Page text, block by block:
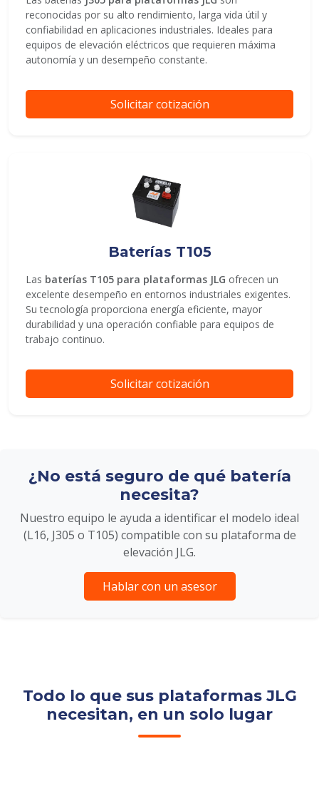
reconocidas por su alto rendimiento, larga vida útil y
confiabilidad en aplicaciones industriales. Ideales para
equipos de elevación eléctricos que requieren máxima
autonomía y un desempeño constante.
Solicitar cotización
Baterías T105
Las baterías T105 para plataformas JLG ofrecen un
excelente desempeño en entornos industriales exigentes.
Su tecnología proporciona energía eficiente, mayor
durabilidad y una operación confiable para equipos de
trabajo continuo.
Solicitar cotización
¿No está seguro de qué batería
necesita?
Nuestro equipo le ayuda a identificar el modelo ideal
(L16, J305 o T105) compatible con su plataforma de
elevación JLG.
Hablar con un asesor
Todo lo que sus plataformas JLG
necesitan, en un solo lugar